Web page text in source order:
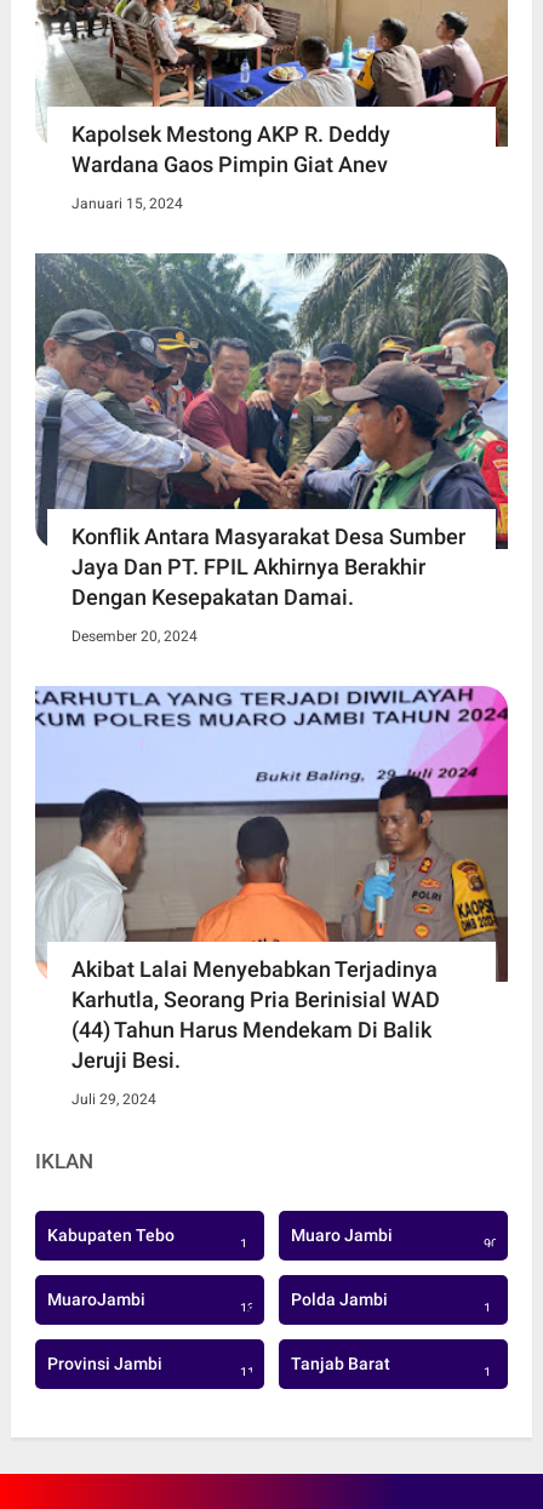
Kapolsek Mestong AKP R. Deddy
Wardana Gaos Pimpin Giat Anev
Januari 15, 2024
Konflik Antara Masyarakat Desa Sumber
Jaya Dan PT. FPIL Akhirnya Berakhir
Dengan Kesepakatan Damai.
Desember 20, 2024
Akibat Lalai Menyebabkan Terjadinya
Karhutla, Seorang Pria Berinisial WAD
(44) Tahun Harus Mendekam Di Balik
Jeruji Besi.
Juli 29, 2024
IKLAN
Kabupaten Tebo 1 Muaro Jambi 906
MuaroJambi 137 Polda Jambi 1
Provinsi Jambi 113 Tanjab Barat 1